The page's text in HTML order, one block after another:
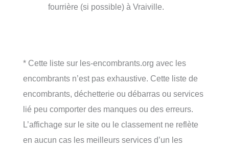
fourrière (si possible) à Vraiville.
* Cette liste sur les-encombrants.org avec les
encombrants n’est pas exhaustive. Cette liste de
encombrants, déchetterie ou débarras ou services
lié peu comporter des manques ou des erreurs.
L’affichage sur le site ou le classement ne reflète
en aucun cas les meilleurs services d’un les